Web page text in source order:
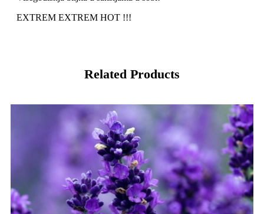
EXTREM EXTREM HOT !!!
Related Products